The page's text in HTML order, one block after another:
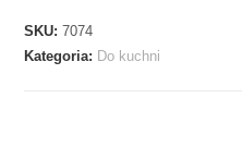
SKU:7074
Kategoria: Do kuchni